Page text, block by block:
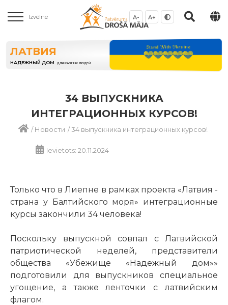
Izvēlne A- A+
ЛАТВИЯ
НАДЕЖНЫЙ ДОМ ДЛЯ РАЗНЫХ ЛЮДЕЙ
34 ВЫПУСКНИКА
ИНТЕГРАЦИОННЫХ КУРСОВ!
/Новости /34 выпускника интеграционных курсов!
Ievietots: 20.11.2024
Только что в Лиепне в рамках проекта «Латвия -
страна у Балтийского моря» интеграционные
курсы закончили 34 человека!
Поскольку выпускной совпал с Латвийской
патриотической неделей, представители
общества «Убежище «Надежный дом»»
подготовили для выпускников специальное
угощение, а также ленточки с латвийским
флагом.